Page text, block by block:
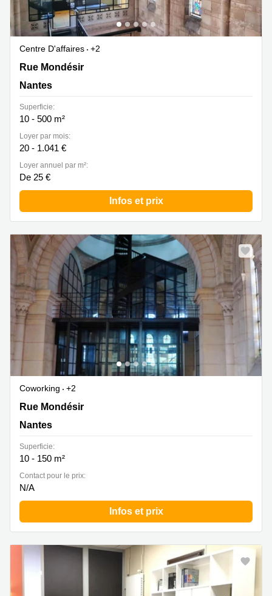
Centre D'affaires
+2
1 rue Mondésir, Nantes
Rue Mondésir
Nantes
Superficie:
10 - 500 m²
Loyer par mois:
20 - 1.041 €
Loyer annuel par m²:
De 25 €
Infos et prix
Coworking
+2
1 rue Mondésir, Nantes
Rue Mondésir
Nantes
Superficie:
10 - 150 m²
Contact pour le prix:
N/A
Infos et prix